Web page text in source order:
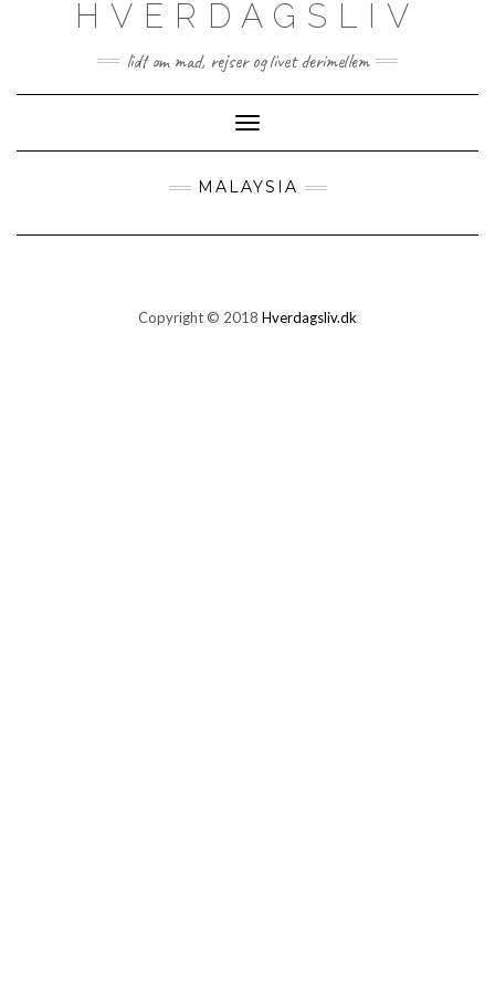
HVERDAGSLIV
lidt om mad, rejser og livet derimellem
Toggle
Navigation
MALAYSIA
Copyright © 2018 Hverdagsliv.dk